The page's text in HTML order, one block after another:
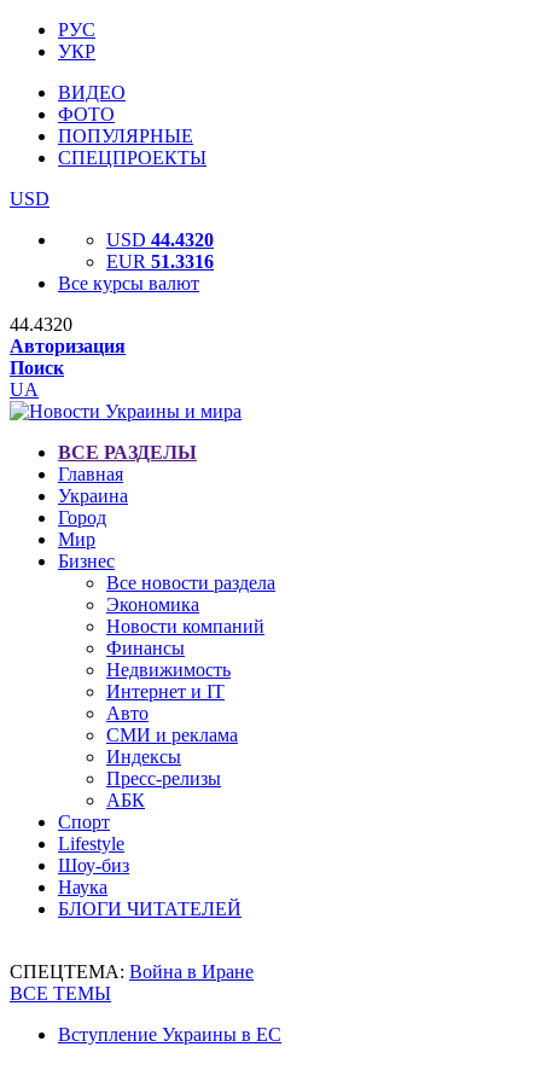
РУС
УКР
ВИДЕО
ФОТО
ПОПУЛЯРНЫЕ
СПЕЦПРОЕКТЫ
USD
USD 44.4320
EUR 51.3316
Все курсы валют
44.4320
Авторизация
Поиск
UA
ВСЕ РАЗДЕЛЫ
Главная
Украина
Город
Мир
Бизнес
Все новости раздела
Экономика
Новости компаний
Финансы
Недвижимость
Интернет и IT
Авто
СМИ и реклама
Индексы
Пресс-релизы
АБК
Спорт
Lifestyle
Шоу-биз
Наука
БЛОГИ ЧИТАТЕЛЕЙ
СПЕЦТЕМА: Война в Иране
ВСЕ ТЕМЫ
Вступление Украины в ЕС